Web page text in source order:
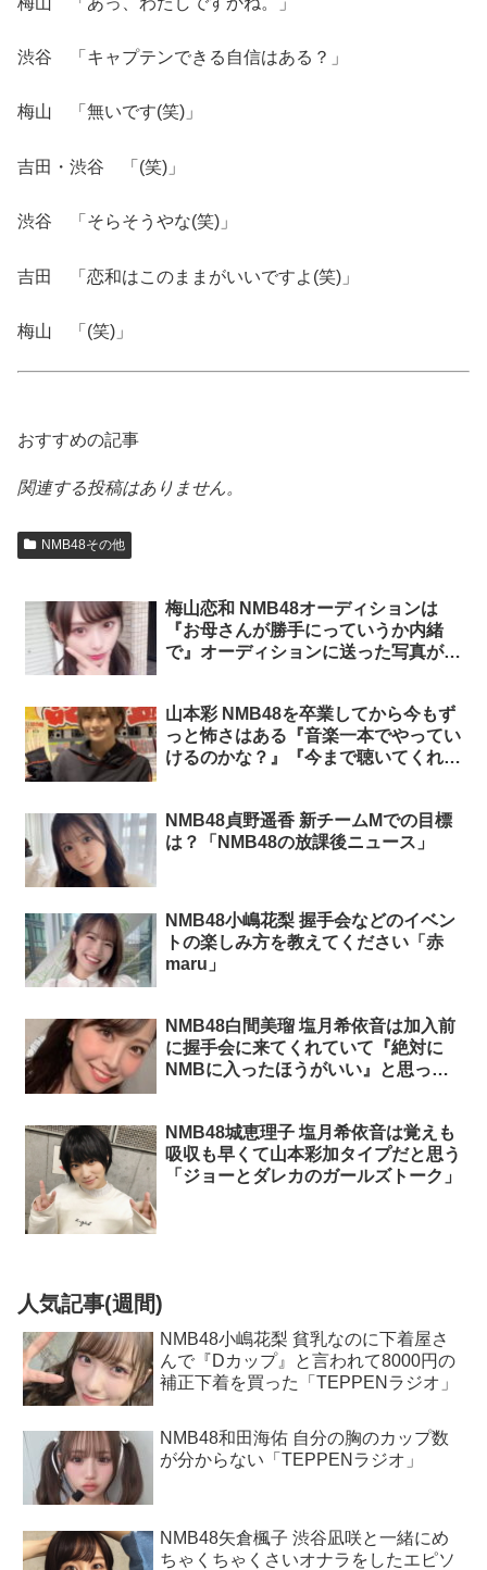
渋谷 「キャプテンできる自信はある？」
梅山 「無いです(笑)」
吉田・渋谷 「(笑)」
渋谷 「そらそうやな(笑)」
吉田 「恋和はこのままがいいですよ(笑)」
梅山 「(笑)」
おすすめの記事
関連する投稿はありません。
NMB48その他
梅山恋和 NMB48オーディションは
『お母さんが勝手にっていうか内緒
で』オーディションに送った写真が
宅警備隊」
山本彩 NMB48を卒業してから今もず
っと怖さはある『音楽一本でやってい
けるのかな？』『今まで聴いてくれて
NMB48貞野遥香 新チームMでの目標
は？「NMB48の放課後ニュース」
NMB48小嶋花梨 握手会などのイベン
トの楽しみ方を教えてください「赤
maru」
NMB48白間美瑠 塩月希依音は加入前
に握手会に来てくれていて『絶対に
NMBに入ったほうがいい』と思って
NMB48城恵理子 塩月希依音は覚えも
吸収も早くて山本彩加タイプだと思う
「ジョーとダレカのガールズトーク」
人気記事(週間)
NMB48小嶋花梨 貧乳なのに下着屋さ
んで『Dカップ』と言われて8000円の
補正下着を買った「TEPPENラジオ」
NMB48和田海佑 自分の胸のカップ数
が分からない「TEPPENラジオ」
NMB48矢倉楓子 渋谷凪咲と一緒にめ
ちゃくちゃくさいオナラをしたエピソ